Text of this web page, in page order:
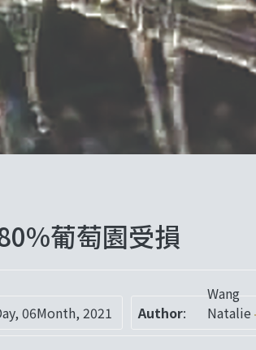
葡萄園受損
06Month, 2021 Author:
Wang
Natalie